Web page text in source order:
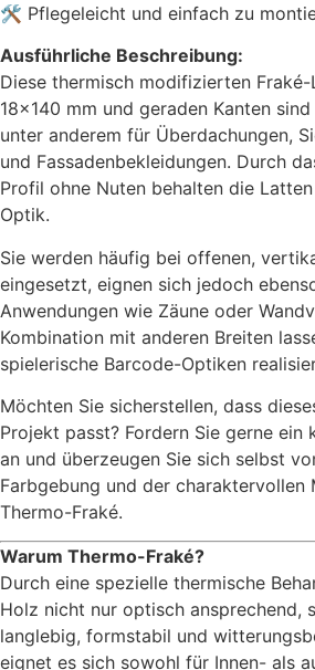
🛠️ Pflegeleicht und einfach zu
Ausführliche Beschreibung:
Diese thermisch modifizierten
18×140 mm und geraden Kanten
unter anderem für Überdachungen,
und Fassadenbekleidungen. Durch
Profil ohne Nuten behalten die
Optik.
Sie werden häufig bei offenen,
eingesetzt, eignen sich jedoch
Anwendungen wie Zäune oder
Kombination mit anderen Breiten
spielerische Barcode-Optiken
Möchten Sie sicherstellen, dass
Projekt passt? Fordern Sie gerne ein
an und überzeugen Sie sich selbst
Farbgebung und der charaktervollen
Thermo-Fraké.
Warum Thermo-Fraké?
Durch eine spezielle thermische
Holz nicht nur optisch ansprechend,
langlebig, formstabil und
eignet es sich sowohl für Innen- als